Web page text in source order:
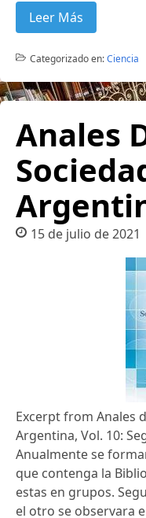
Leer Más
Categorizado en:Ciencia
Anales
15 de julio de 2021
Excerpt from Anales
Argentina, Vol. 10:
Anualmente se
que contenga la
estas en grupos.
el otro se observara